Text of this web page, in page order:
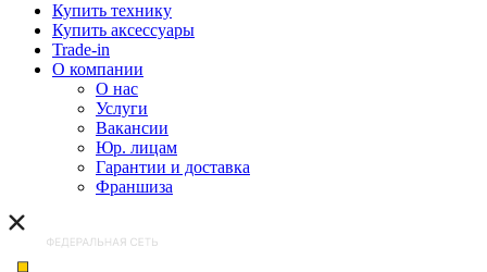
Купить технику
Купить аксессуары
Trade-in
О компании
О нас
Услуги
Вакансии
Юр. лицам
Гарантии и доставка
Франшиза